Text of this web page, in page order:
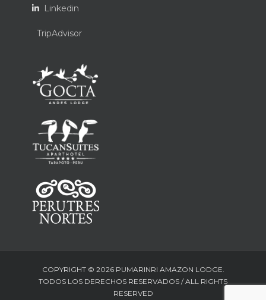
Linkedin
TripAdvisor
COPYRIGHT © 2026 PUMARINRI AMAZON LODGE.
TODOS LOS DERECHOS RESERVADOS / ALL RIGHTS
RESERVED